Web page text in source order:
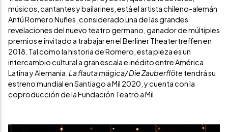
músicos, cantantes y bailarines, está el artista chileno-alemán
Antú Romero Nuñes, considerado una de las grandes
revelaciones del nuevo teatro germano, ganador de múltiples
premios e invitado a trabajar en el Berliner Theatertreffen en
2018. Tal como la historia de Romero, esta pieza es un
intercambio cultural a gran escala e inédito entre América
Latina y Alemania. La flauta mágica/ DieZauberflöte tendrá su
estreno mundial en Santiago a Mil 2020, y cuenta con la
coproducción de la Fundación Teatro a Mil.